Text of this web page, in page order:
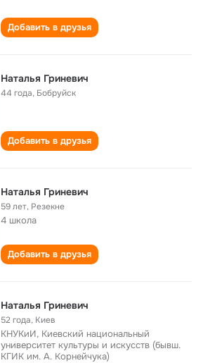
Добавить в друзья
Наталья Гриневич
44 года, Бобруйск
Добавить в друзья
Наталья Гриневич
59 лет, Резекне
4 школа
Добавить в друзья
Наталья Гриневич
52 года, Киев
КНУКиИ, Киевский национальный
университет культуры и искусств (бывш.
КГИК им. А. Корнейчука)